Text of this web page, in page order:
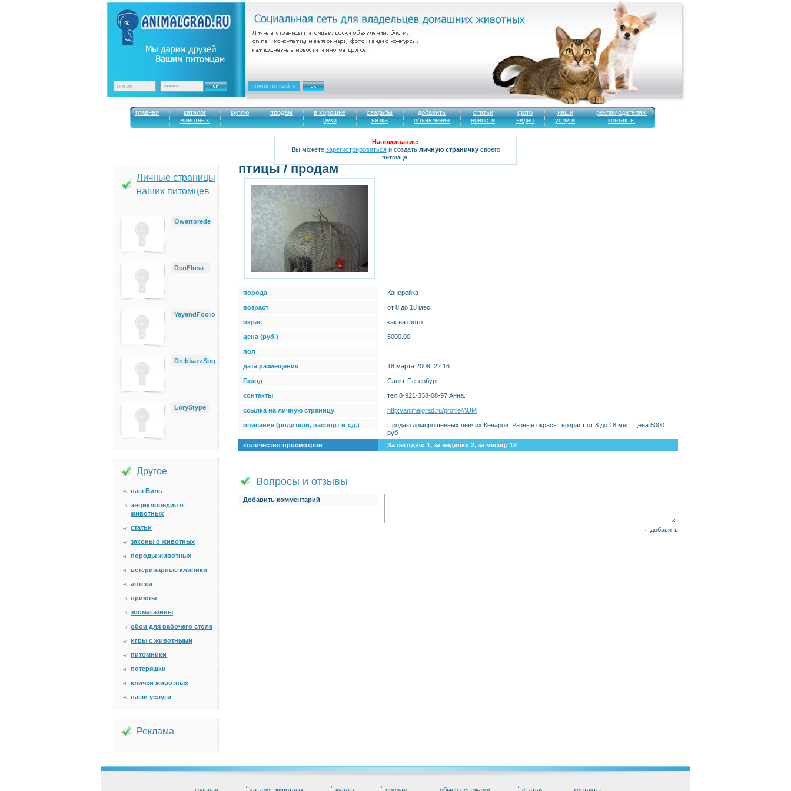
главная
каталог
животных
куплю продам
в хорошие
руки
свадьбы
вязка
добавить
объявление
статьи
новости
фото
видео
наши
услуги
рекламодателям
контакты
Напоминание:
Вы можете зарегистрироватьсяи создать личную страничкусвоего
питомца!
Личные страницы
наших питомцев
Owertorede
DenFlusa
YayendFooro
DrebkazzSog
LoryStype
Другое
наш Биль
энциклопедия о
животных
статьи
законы о животных
породы животных
ветеринарные клиники
аптеки
приюты
зоомагазины
обои для рабочего стола
игры с животными
питомники
потеряшки
клички животных
наши услуги
Реклама
птицы / продам
порода Канерейка
возраст от 8 до 18 мес.
окрас как на фото
цена (руб.) 5000.00
пол
дата размещения 18 марта 2009, 22:16
Город Санкт-Петербург
контакты тел 8-921-338-08-97 Анна.
ссылка на личную страницу http://animalgrad.ru/profile/AUM
описание (родители, паспорт и т.д.)
Продаю доморощенных певчих Кенаров. Разные окрасы, возраст от 8 до 18 мес. Цена 5000
руб
количество просмотров
За сегодня: 1, за неделю: 2, за месяц: 12
Вопросы и отзывы
Добавить комментарий
добавить